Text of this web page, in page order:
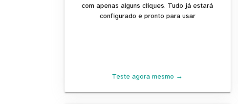
com apenas alguns cliques. Tudo já estará
configurado e pronto para usar
Teste agora mesmo →